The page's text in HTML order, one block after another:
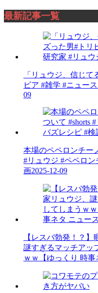
最新記事一覧
「リュウジ、信じ
ビア #雑学 #ニュー
09
本場のペペロンチー
#リュウジ #ペペロ
画2025-12-09
【レスバ勃発！？】
謎すぎるマッチアッ
ｗｗ【ゆっくり 時事